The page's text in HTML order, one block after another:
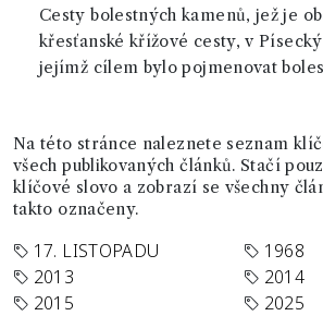
Cesty bolestných kamenů, jež je
křesťanské křížové cesty, v
jejímž cílem bylo pojmenovat
Na této stránce naleznete seznam
všech publikovaných článků. Stačí
klíčové slovo a zobrazí se všechny
takto označeny.
17. LISTOPADU
1968
2013
2014
2015
2025